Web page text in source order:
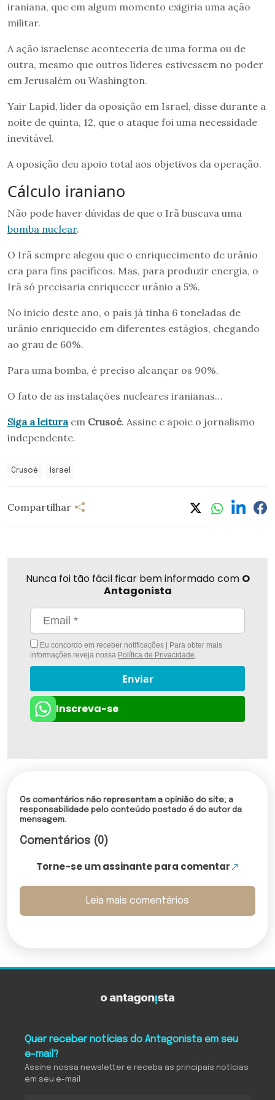
iraniana, que em algum momento exigiria uma ação
militar.
A ação israelense aconteceria de uma forma ou de
outra, mesmo que outros líderes estivessem no poder
em Jerusalém ou Washington.
Yair Lapid, líder da oposição em Israel, disse durante a
noite de quinta, 12, que o ataque foi uma necessidade
inevitável.
A oposição deu apoio total aos objetivos da operação.
Cálculo iraniano
Não pode haver dúvidas de que o Irã buscava uma
bomba nuclear.
O Irã sempre alegou que o enriquecimento de urânio
era para fins pacíficos. Mas, para produzir energia, o
Irã só precisaria enriquecer urânio a 5%.
No início deste ano, o país já tinha 6 toneladas de
urânio enriquecido em diferentes estágios, chegando
ao grau de 60%.
Para uma bomba, é preciso alcançar os 90%.
O fato de as instalações nucleares iranianas…
Siga a leituraem Crusoé. Assine e apoie o jornalismo
independente.
Crusoé Israel
Compartilhar
Nunca foi tão fácil ficar bem informado com O
Antagonista
Eu concordo em receber notificações | Para obter mais
informações reveja nossa Política de Privacidade.
Enviar
Inscreva-se
Os comentários não representam a opinião do site; a
responsabilidade pelo conteúdo postado é do autor da
mensagem.
Comentários (0)
Torne-se um assinante para comentar
Leia mais comentários
Quer receber notícias do Antagonista em seu
e-mail?
Assine nossa newsletter e receba as principais notícias
em seu e-mail